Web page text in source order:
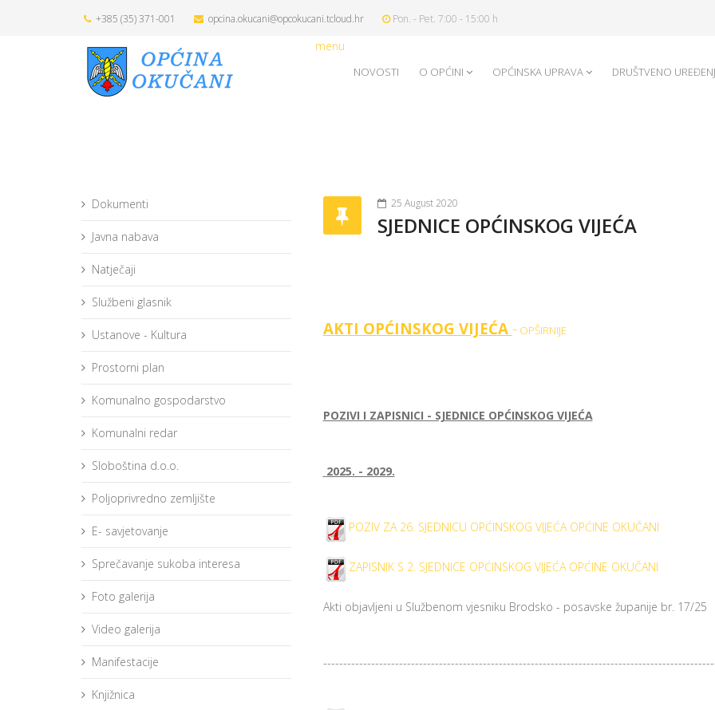
+385 (35) 371-001 opcina.okucani@opcokucani.tcloud.hr Pon. - Pet. 7:00 - 15:00 h
menu
NOVOSTI O OPĆINI OPĆINSKA UPRAVA DRUŠTVENO
Dokumenti
Javna nabava
Natječaji
Službeni glasnik
Ustanove - Kultura
Prostorni plan
Komunalno gospodarstvo
Komunalni redar
Sloboština d.o.o.
Poljoprivredno zemljište
E- savjetovanje
Sprečavanje sukoba interesa
Foto galerija
Video galerija
Manifestacije
Knjižnica
25 August 2020
SJEDNICE OPĆINSKOG VIJEĆA
AKTI OPĆINSKOG VIJEĆA -OPŠIRNIJE
POZIVI I ZAPISNICI - SJEDNICE OPĆINSKOG VIJEĆA
2025. - 2029.
POZIV ZA 26. SJEDNICU OPĆINSKOG VIJEĆA OPĆINE OKUČANI
ZAPISNIK S 2. SJEDNICE OPĆINSKOG VIJEĆA OPĆINE OKUČANI
Akti objavljeni u Službenom vjesniku Brodsko - posavske županije br. 17/25